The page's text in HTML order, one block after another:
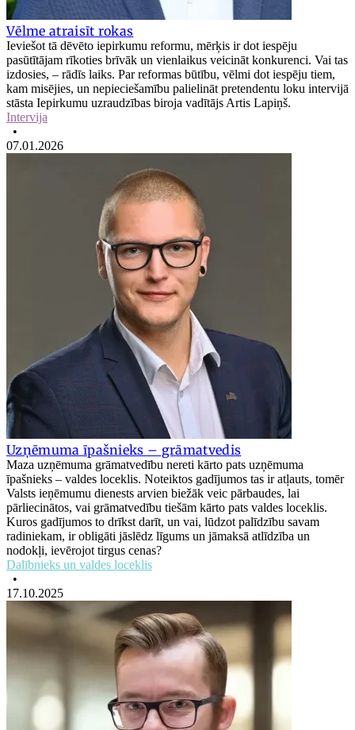
Vēlme atraisīt rokas
Ieviešot tā dēvēto iepirkumu reformu, mērķis ir dot iespēju
pasūtītājam rīkoties brīvāk un vienlaikus veicināt konkurenci. Vai tas
izdosies, – rādīs laiks. Par reformas būtību, vēlmi dot iespēju tiem,
kam misējies, un nepieciešamību palielināt pretendentu loku intervijā
stāsta Iepirkumu uzraudzības biroja vadītājs Artis Lapiņš.
Intervija
•
07.01.2026
Uzņēmuma īpašnieks – grāmatvedis
Maza uzņēmuma grāmatvedību nereti kārto pats uzņēmuma
īpašnieks – valdes loceklis. Noteiktos gadījumos tas ir atļauts, tomēr
Valsts ieņēmumu dienests arvien biežāk veic pārbaudes, lai
pārliecinātos, vai grāmatvedību tiešām kārto pats valdes loceklis.
Kuros gadījumos to drīkst darīt, un vai, lūdzot palīdzību savam
radiniekam, ir obligāti jāslēdz līgums un jāmaksā atlīdzība un
nodokļi, ievērojot tirgus cenas?
Dalībnieks un valdes loceklis
•
17.10.2025